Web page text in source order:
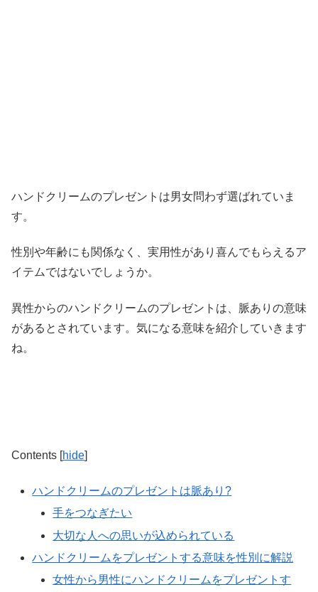
ハンドクリームのプレゼントは男女問わず選ばれていま
す。
性別や年齢にも関係なく、実用性があり喜んでもらえるア
イテムではないでしょうか。
異性からのハンドクリームのプレゼントは、脈ありの意味
がある とされています。 気になる意味を紹介していきます
ね。
Contents [hide]
ハンドクリームのプレゼントは脈あり?
手をつなぎたい
大切な人への思いが込められている
ハンドクリームをプレゼントする意味を性別に解説
女性から男性にハンドクリームをプレゼントす